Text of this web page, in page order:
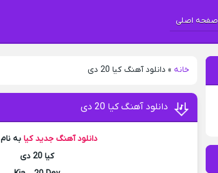
صفحه اصلی
خانه » دانلود آهنگ کیا 20 دی
دانلود آهنگ کیا 20 دی
دانلود آهنگ جدید کیابه نام 20 دی
کیا 20 دی